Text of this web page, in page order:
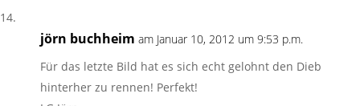
jörn buchheim am Januar 10, 2012 um 9:53 p.m.
Für das letzte Bild hat es sich echt gelohnt den Dieb
hinterher zu rennen! Perfekt!